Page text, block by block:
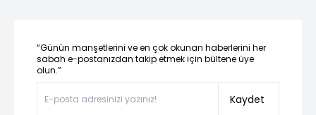
“Günün manşetlerini ve en çok okunan haberlerini her
sabah e-postanızdan takip etmek için bültene üye
olun.”
Kaydet